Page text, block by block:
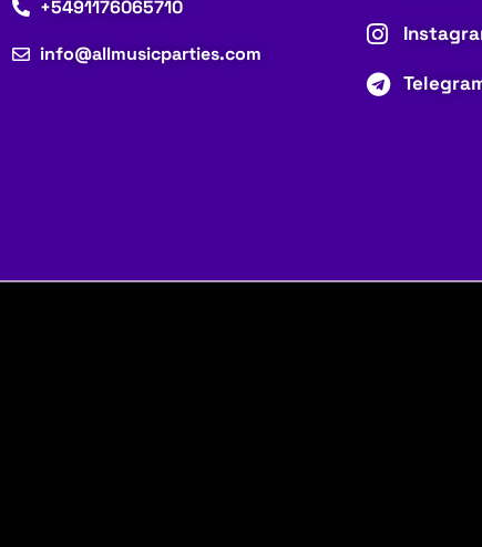
+5491176065710
info@allmusicparties.com